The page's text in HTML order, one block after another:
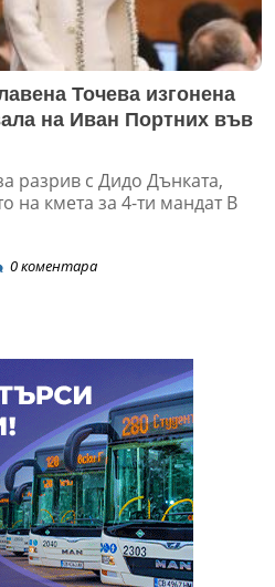
Точева изгонена
на Иван Портних във
разрив с Дидо Дънката,
на кмета за 4-ти мандат В
0коментара